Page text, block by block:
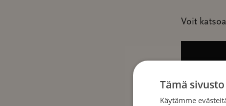
Voit
Tämä
Käytämme